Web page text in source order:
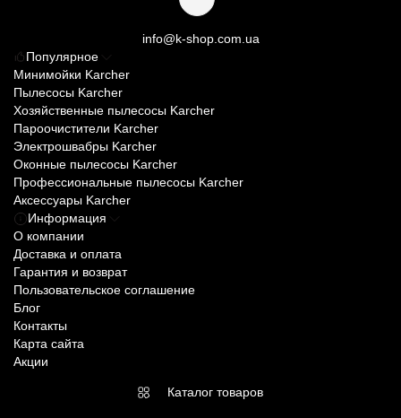
info@k-shop.com.ua
Популярное
Минимойки Karcher
Пылесосы Karcher
Хозяйственные пылесосы Karcher
Пароочистители Karcher
Электрошвабры Karcher
Оконные пылесосы Karcher
Профессиональные пылесосы Karcher
Аксессуары Karcher
Информация
О компании
Доставка и оплата
Гарантия и возврат
Пользовательское соглашение
Блог
Контакты
Карта сайта
Акции
Каталог товаров